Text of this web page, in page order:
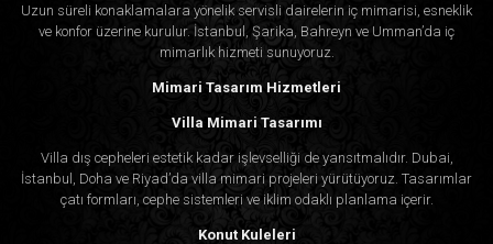
Uzun süreli konaklamalara yönelik servisli dairelerin iç mimarisi, esneklik
ve konfor üzerine kurulur. İstanbul, Şarika, Bahreyn ve Umman’da iç
mimarlık hizmeti sunuyoruz.
Mimari Tasarım Hizmetleri
Villa Mimari Tasarımı
Villa dış cepheleri estetik kadar işlevselliği de yansıtmalıdır. Dubai,
İstanbul, Doha ve Riyad’da villa mimari projeleri yürütüyoruz. Tasarımlar
çatı formları, cephe sistemleri ve iklim odaklı planlama içerir.
Konut Kuleleri